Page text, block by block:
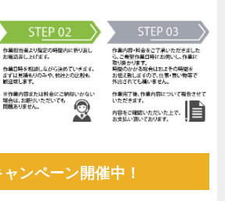
ンペーン開催中！